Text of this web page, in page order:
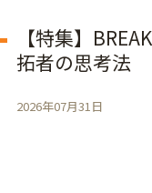
【特集】
拓者の思考法
2026年07月31日